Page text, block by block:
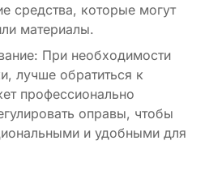
средства, которые могут
материалы.
При необходимости
лучше обратиться к
профессионально
оправы, чтобы
и удобными для